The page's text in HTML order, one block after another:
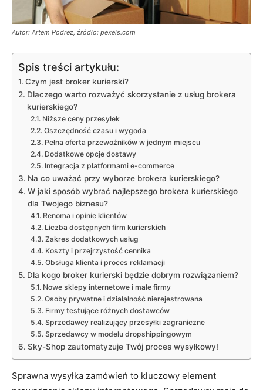
Autor: Artem Podrez, źródło: pexels.com
Spis treści artykułu:
Czym jest broker kurierski?
Dlaczego warto rozważyć skorzystanie z usług brokera
kurierskiego?
Niższe ceny przesyłek
Oszczędność czasu i wygoda
Pełna oferta przewoźników w jednym miejscu
Dodatkowe opcje dostawy
Integracja z platformami e-commerce
Na co uważać przy wyborze brokera kurierskiego?
W jaki sposób wybrać najlepszego brokera kurierskiego
dla Twojego biznesu?
Renoma i opinie klientów
Liczba dostępnych firm kurierskich
Zakres dodatkowych usług
Koszty i przejrzystość cennika
Obsługa klienta i proces reklamacji
Dla kogo broker kurierski będzie dobrym rozwiązaniem?
Nowe sklepy internetowe i małe firmy
Osoby prywatne i działalność nierejestrowana
Firmy testujące różnych dostawców
Sprzedawcy realizujący przesyłki zagraniczne
Sprzedawcy w modelu dropshippingowym
Sky-Shop zautomatyzuje Twój proces wysyłkowy!
Sprawna wysyłka zamówień to kluczowy element